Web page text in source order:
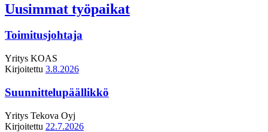
Uusimmat työpaikat
Toimitusjohtaja
Yritys KOAS
Kirjoitettu 3.8.2026
Suunnittelupäällikkö
Yritys Tekova Oyj
Kirjoitettu 22.7.2026